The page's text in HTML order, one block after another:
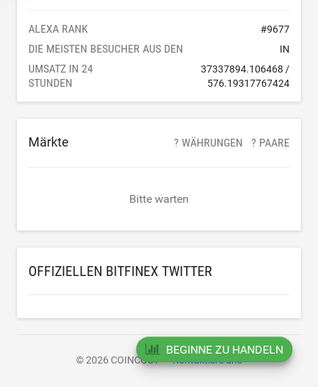
ALEXA RANK #9677
DIE MEISTEN BESUCHER AUS DEN IN
UMSATZ IN 24
STUNDEN
37337894.106468 /
576.19317767424
Märkte ? WÄHRUNGEN ? PAARE
Bitte warten
OFFIZIELLEN BITFINEX TWITTER
© 2026 COINCOST Kontaktiere uns
BEGINNE ZU HANDELN